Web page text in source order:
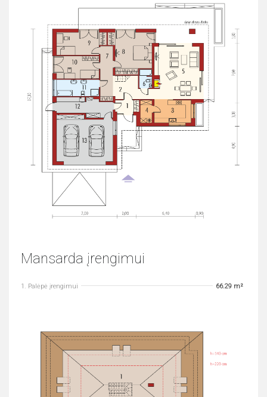
Mansarda įrengimui
1. Palėpė įrengimui 66.29 m²